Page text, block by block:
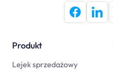
Produkt
Lejek sprzedażowy